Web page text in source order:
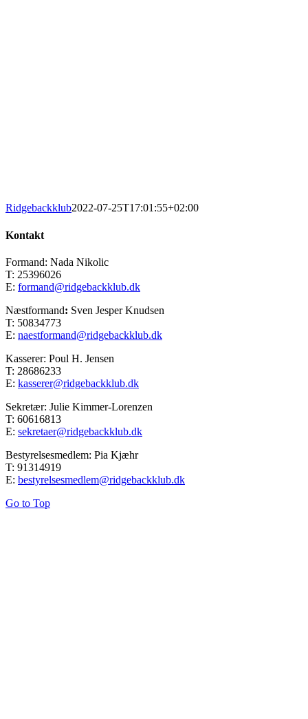
Ridgebackklub2022-07-25T17:01:55+02:00
Kontakt
Formand: Nada Nikolic
T: 25396026
E: formand@ridgebackklub.dk
Næstformand: Sven Jesper Knudsen
T: 50834773
E: naestformand@ridgebackklub.dk
Kasserer: Poul H. Jensen
T: 28686233
E: kasserer@ridgebackklub.dk
Sekretær: Julie Kimmer-Lorenzen
T: 60616813
E: sekretaer@ridgebackklub.dk
Bestyrelsesmedlem: Pia Kjæhr
T: 91314919
E: bestyrelsesmedlem@ridgebackklub.dk
Go to Top